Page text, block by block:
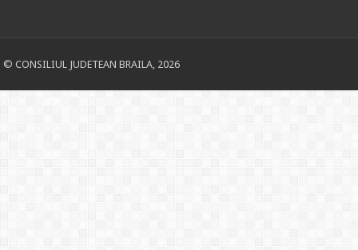
© CONSILIUL JUDETEAN BRAILA, 2026